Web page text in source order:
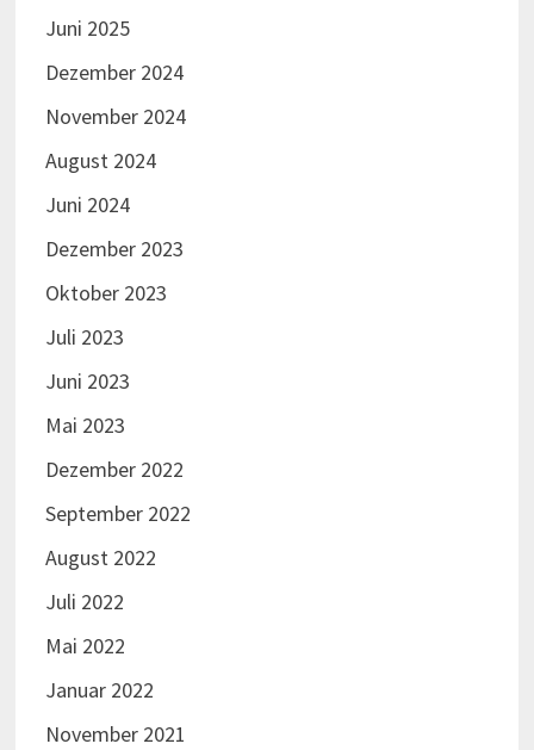
Juli 2021
Juni 2021
Mai 2021
März 2021
Januar 2021
Dezember 2020
November 2020
Oktober 2020
September 2020
August 2020
Mai 2020
April 2020
März 2020
Februar 2020
Januar 2020
Dezember 2019
November 2019